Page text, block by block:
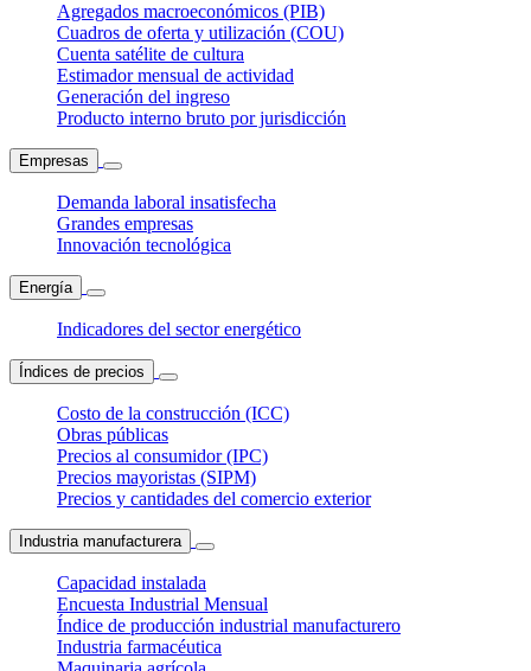
Agregados macroeconómicos (PIB)
Cuadros de oferta y utilización (COU)
Cuenta satélite de cultura
Estimador mensual de actividad
Generación del ingreso
Producto interno bruto por jurisdicción
Empresas
Demanda laboral insatisfecha
Grandes empresas
Innovación tecnológica
Energía
Indicadores del sector energético
Índices de precios
Costo de la construcción (ICC)
Obras públicas
Precios al consumidor (IPC)
Precios mayoristas (SIPM)
Precios y cantidades del comercio exterior
Industria manufacturera
Capacidad instalada
Encuesta Industrial Mensual
Índice de producción industrial manufacturero
Industria farmacéutica